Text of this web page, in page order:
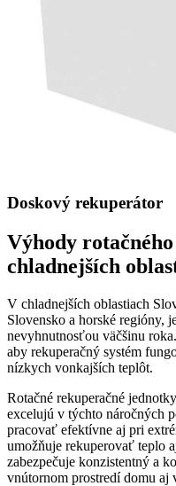
Doskový rekuperátor
Výhody
chladnejších
V chladnejších oblastiach
Slovensko a horské regióny,
nevyhnutnosťou väčšinu
aby rekuperačný systém
nízkych vonkajších teplôt.
Rotačné rekuperačné
excelujú v týchto náročných
pracovať efektívne aj pri
umožňuje rekuperovať teplo
zabezpečuje konzistentný a
vnútornom prostredí domu aj